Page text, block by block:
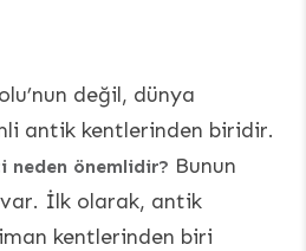
değil, dünya
antik kentlerinden biridir.
neden önemlidir? Bunun
İlk olarak, antik
kentlerinden biri